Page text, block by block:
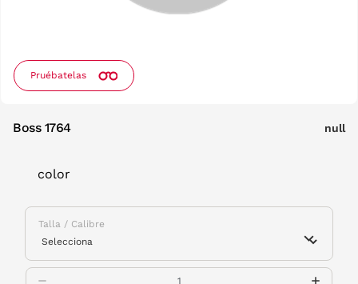
Pruébatelas
Boss 1764 null
color
Talla / Calibre